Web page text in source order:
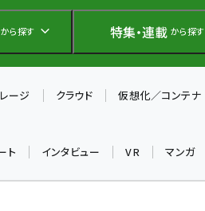
から探す 特集・連載 から探す
ージ クラウド 仮想化／コンテナ
ト インタビュー VR マンガ